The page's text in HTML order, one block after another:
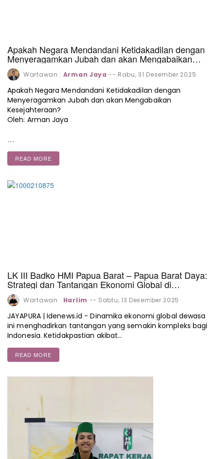
Apakah Negara Mendandani Ketidakadilan dengan
Menyeragamkan Jubah dan akan Mengabaikan
Kesejahteraan?
Wartawan : Arman Jaya -- Rabu, 31 Desember 2025
Apakah Negara Mendandani Ketidakadilan dengan
Menyeragamkan Jubah dan akan Mengabaikan
Kesejahteraan?
Oleh: Arman Jaya
…
READ MORE
LK III Badko HMI Papua Barat – Papua Barat Daya:
Strategi dan Tantangan Ekonomi Global di
Indonesia
Wartawan : Harlim -- Sabtu, 13 Desember 2025
JAYAPURA | Idenews.id - Dinamika ekonomi global dewasa
ini menghadirkan tantangan yang semakin kompleks bagi
Indonesia. Ketidakpastian akibat…
READ MORE